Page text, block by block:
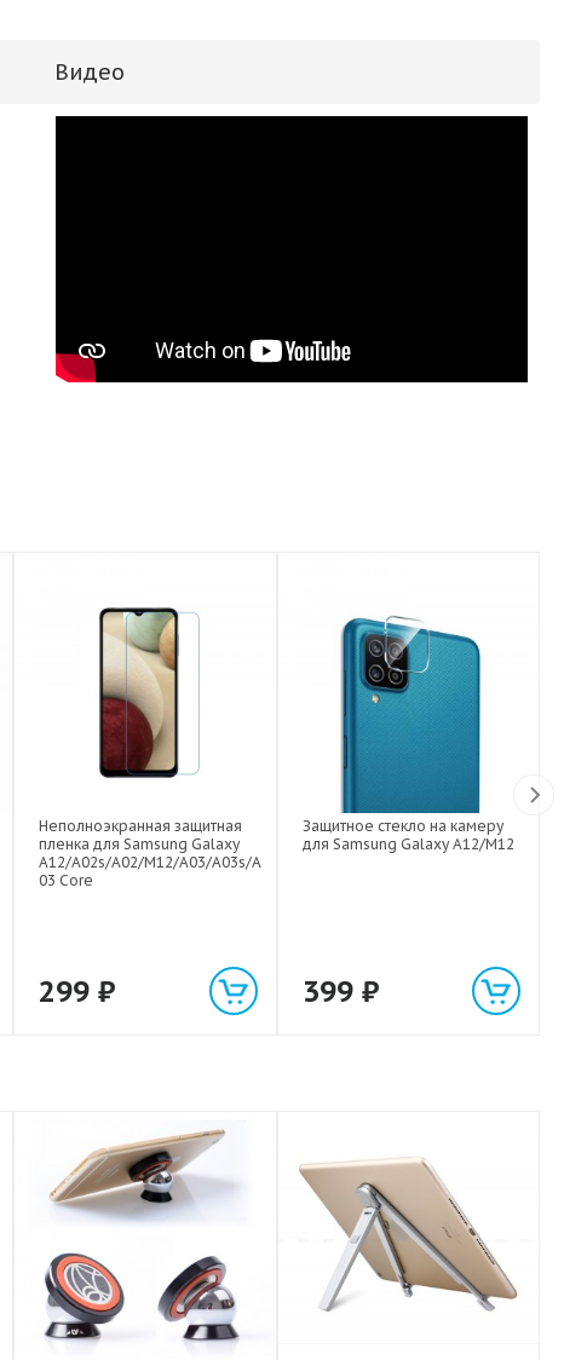
Видео
Неполноэкранная защитная
пленка для Samsung Galaxy
A12/A02s/A02/M12/A03/A03s/A
03 Core
299₽
Защитное стекло на камеру
для Samsung Galaxy A12/M12
399 ₽